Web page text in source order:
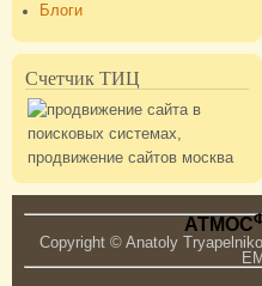
Блоги
Счетчик ТИЦ
АТМОС
Copyright © Anatoly